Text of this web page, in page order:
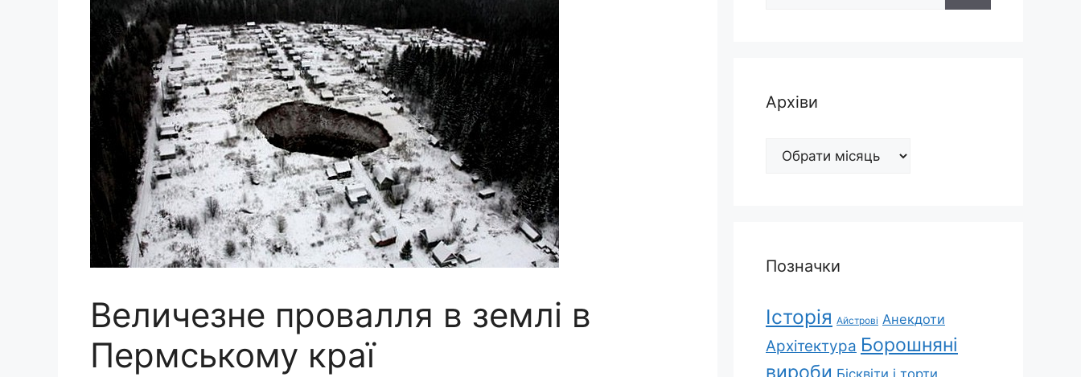
Величезне провалля в землі в
Пермському краї
Архіви
Архіви
Позначки
Історія Айстрові Анекдоти
Архітектура Борошняні
вироби Бісквіти і торти